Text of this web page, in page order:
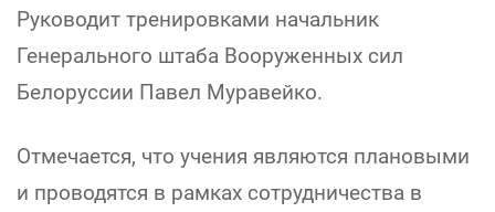
Руководит тренировками начальник
Генерального штаба Вооруженных сил
Белоруссии Павел Муравейко.
Отмечается, что учения являются плановыми
и проводятся в рамках сотрудничества в